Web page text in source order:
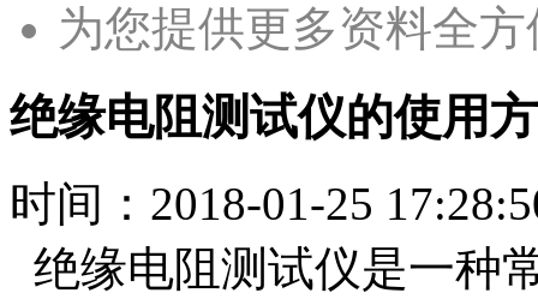
为您提供更多资料全
绝缘电阻测试仪的使用
时间： 2018-01-25
绝缘电阻测试仪是一种